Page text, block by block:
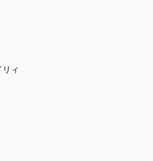
ィ